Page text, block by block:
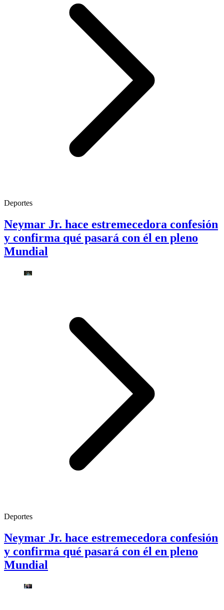
Deportes
Neymar Jr. hace estremecedora confesión
y confirma qué pasará con él en pleno
Mundial
Deportes
Neymar Jr. hace estremecedora confesión
y confirma qué pasará con él en pleno
Mundial